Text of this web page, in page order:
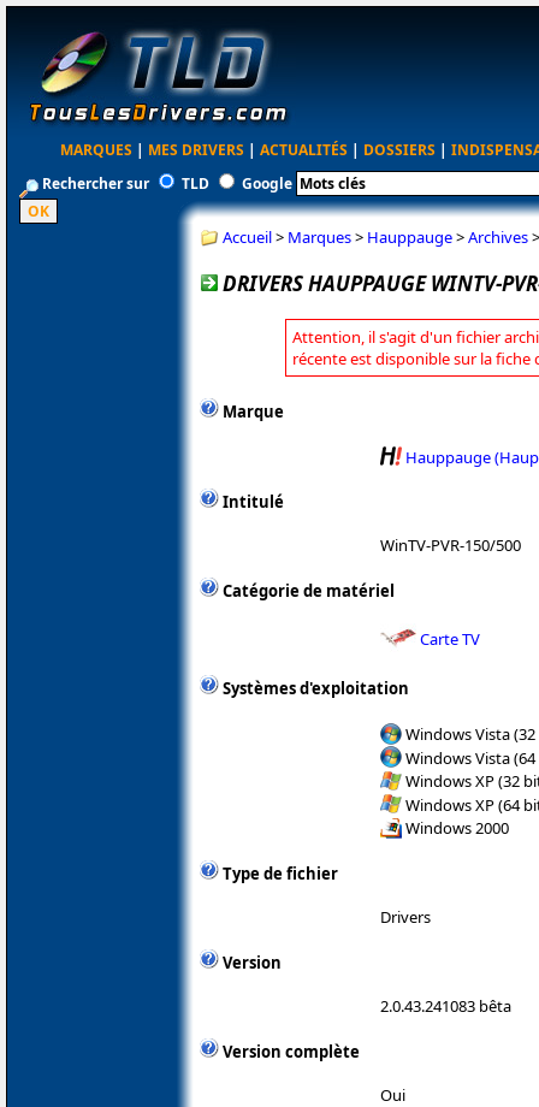
MARQUES | MES DRIVERS | ACTUALITÉS | DOSSIERS |
Rechercher sur
TLD Google
Accueil> Marques> Hauppauge>Archives
DRIVERS HAUPPAUGE WINTV-
Attention, il s'agit d'un fichier
récente est disponible sur la fiche
Marque
Hauppauge
Intitulé
WinTV-PVR-150/500
Catégorie de matériel
Carte TV
Systèmes d'exploitation
Windows Vista
Windows Vista
Windows XP (32
Windows XP (64
Windows 2000
Type de fichier
Drivers
Version
2.0.43.241083 bêta
Version complète
Oui